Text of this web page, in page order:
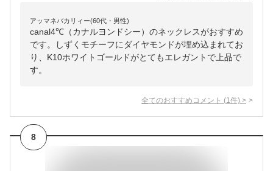
アッマネバカリィー(60代・男性)
canal4℃（カナルヨンドシー）のネックレスがおすすめ
です。しずくモチーフにダイヤモンドが埋め込まれてお
り、K10ホワイトゴールドがとてもエレガントで上品で
す。
全てのおすすめコメント (1 件) >
8